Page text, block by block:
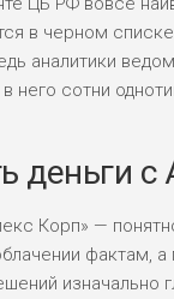
ВСЕМ
ВСЕМ
в черном
аналитики
него сотни
деньги с
Корп» —
фактам, а
изначально